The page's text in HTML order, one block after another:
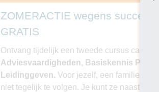
ZOMERACTIE wegens succes
GRATIS
Ontvang tijdelijk een tweede cursus
Adviesvaardigheden, Basiskennis
Leidinggeven. Voor jezelf, een familielid,
niet tegelijk te volgen. Je kunt ze naast